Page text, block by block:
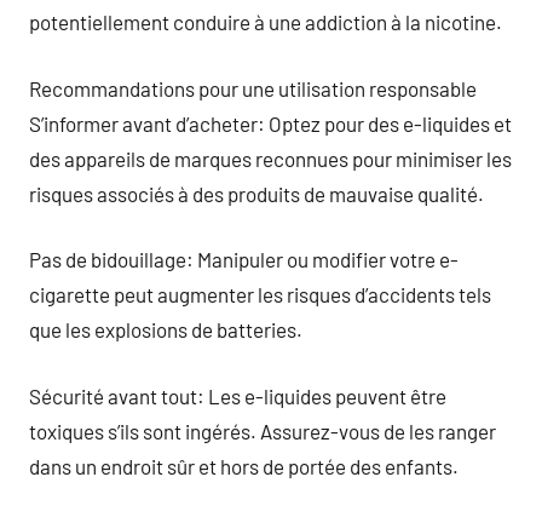
potentiellement conduire à une addiction à la nicotine.
Recommandations pour une utilisation responsable
S’informer avant d’acheter: Optez pour des e-liquides et
des appareils de marques reconnues pour minimiser les
risques associés à des produits de mauvaise qualité.
Pas de bidouillage: Manipuler ou modifier votre e-
cigarette peut augmenter les risques d’accidents tels
que les explosions de batteries.
Sécurité avant tout: Les e-liquides peuvent être
toxiques s’ils sont ingérés. Assurez-vous de les ranger
dans un endroit sûr et hors de portée des enfants.